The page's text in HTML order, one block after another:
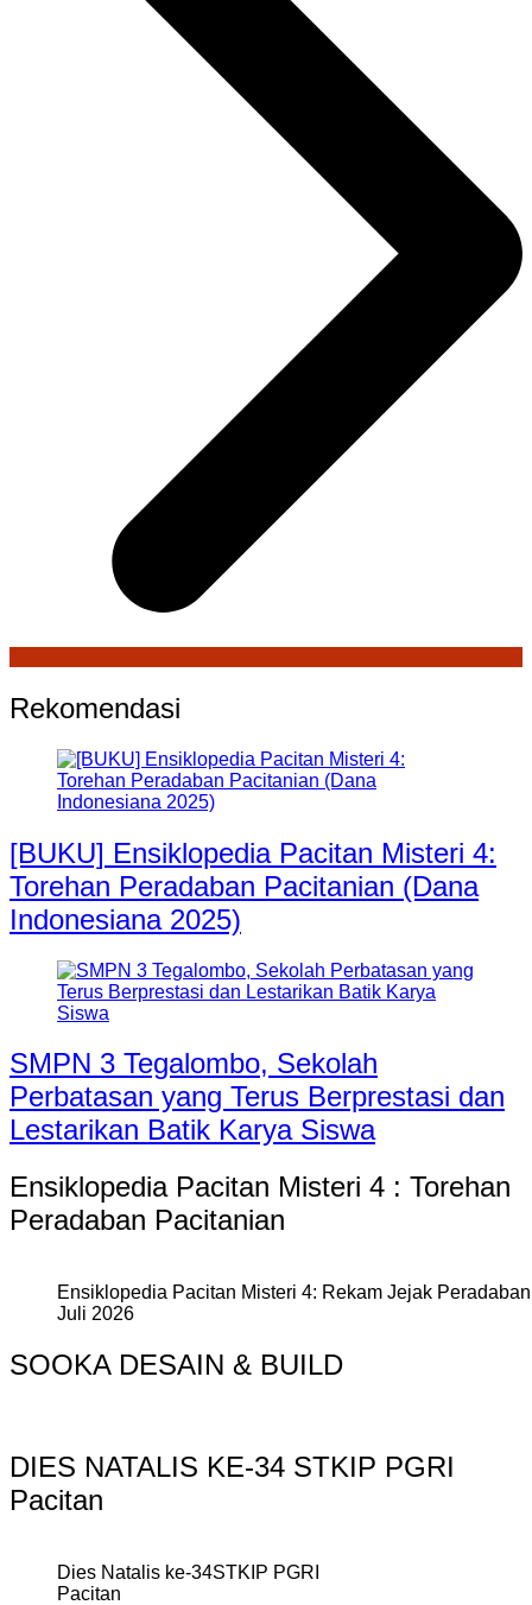
Rekomendasi
[BUKU] Ensiklopedia Pacitan Misteri 4:
Torehan Peradaban Pacitanian (Dana
Indonesiana 2025)
SMPN 3 Tegalombo, Sekolah
Perbatasan yang Terus Berprestasi dan
Lestarikan Batik Karya Siswa
Ensiklopedia Pacitan Misteri 4 : Torehan
Peradaban Pacitanian
Ensiklopedia Pacitan Misteri 4: Rekam Jejak
Juli 2026
SOOKA DESAIN & BUILD
DIES NATALIS KE-34 STKIP PGRI
Pacitan
Dies Natalis ke-34STKIP PGRI
Pacitan